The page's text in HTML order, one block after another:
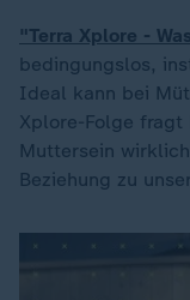
"Terra Xplore -
bedingungslos,
Ideal kann bei
Xplore-Folge fragt
Muttersein
Beziehung zu